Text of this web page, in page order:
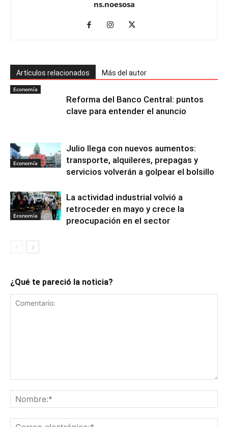
ns.noesosa
Artículos relacionados Más del autor
Economía
Reforma del Banco Central: puntos
clave para entender el anuncio
Economía
Julio llega con nuevos aumentos:
transporte, alquileres, prepagas y
servicios volverán a golpear el bolsillo
Economía
La actividad industrial volvió a
retroceder en mayo y crece la
preocupación en el sector
¿Qué te pareció la noticia?